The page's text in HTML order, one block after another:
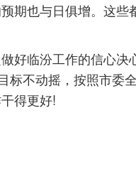
期也与日俱增。这
临汾工作的信心决
标不动摇，按照市
得更好!